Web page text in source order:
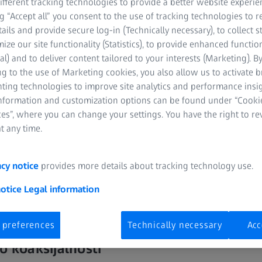
u rotacionim komponentama
kao što je koaksijalnost, neophodno je za nesmetano
mogu dovesti do abrazivnih oštećenja i kvarova tokom
proizvodne tolerancije.
koaksijalnosti
“Accept all” you consent to the use of tracking technologies to
and provide secure log-in (Technically necessary), to collect
our site functionality (Statistics), to provide enhanced
and to deliver content tailored to your interests (Marketing). By
to the use of Marketing cookies, you also allow us to activate
technologies to improve site analytics and performance
and customization options can be found under
where you can change your settings. You have the right to
any time.
notice provides more details about tracking technology use.
Legal information
preferences Technically necessary